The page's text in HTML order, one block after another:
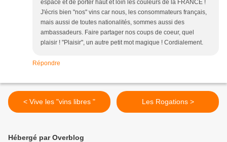
espace et de porter haut et loin les couleurs de la FRANCE !
J'écris bien "nos" vins car nous, les consommateurs français,
mais aussi de toutes nationalités, sommes aussi des
ambassadeurs. Faire partager nos coups de coeur, quel
plaisir ! "Plaisir", un autre petit mot magique ! Cordialement.
Répondre
< Vive les "vins libres " Les Rogations >
Hébergé par Overblog